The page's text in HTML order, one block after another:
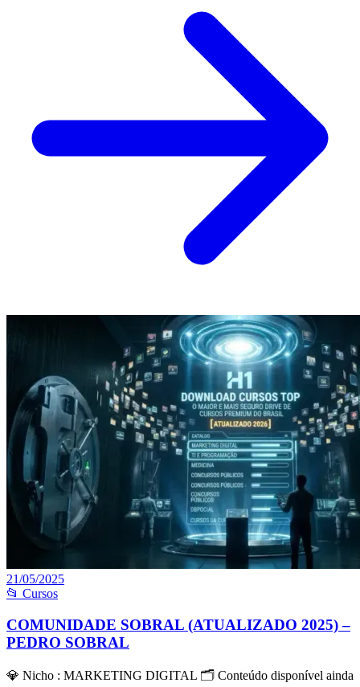
21/05/2025
📂 Cursos
COMUNIDADE SOBRAL (ATUALIZADO 2025) –
PEDRO SOBRAL
💎 Nicho : MARKETING DIGITAL 🗂 Conteúdo disponível ainda